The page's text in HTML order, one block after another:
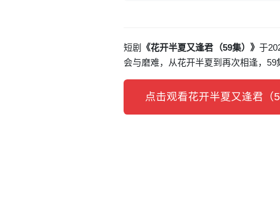
短剧 《花开半夏又逢君（59集）》 于
会与磨难，从花开半夏到再次相逢，59
点击观看花开半夏又逢君（